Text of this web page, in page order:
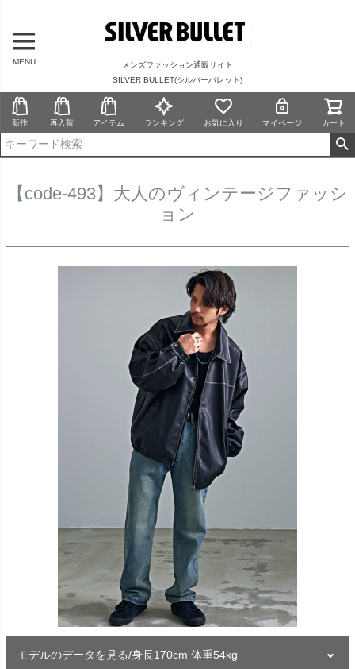
MENU
メンズファッション通販サイト
SILVER BULLET(シルバーバレット)
新作 再入荷 アイテム ランキング お気に入り マイページ カート
【code-493】大人のヴィンテージファッシ
ョン
モデルのデータを見る/身長170cm 体重54kg